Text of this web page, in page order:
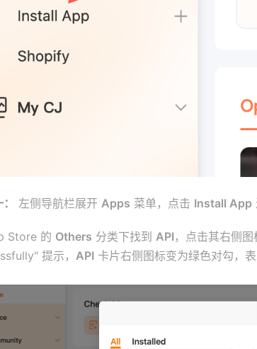
左侧导航栏展开 Apps 菜单，点击 Install App
Store 的 Others 分类下找到 API，点击其右侧
提示， API卡片右侧图标变为绿色对勾，